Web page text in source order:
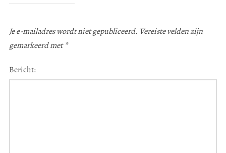
Je e-mailadres wordt niet gepubliceerd. Vereiste velden zijn
gemarkeerd met*
Bericht: